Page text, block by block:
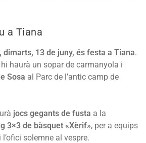
a Tiana
dimarts, 13 de juny, és festa a Tiana.
haurà un sopar de carmanyola i
Sosa al Parc de l’antic camp de
jocs gegants de fusta a la
3×3 de bàsquet «Xèrif», per a equips
solemne al vespre.